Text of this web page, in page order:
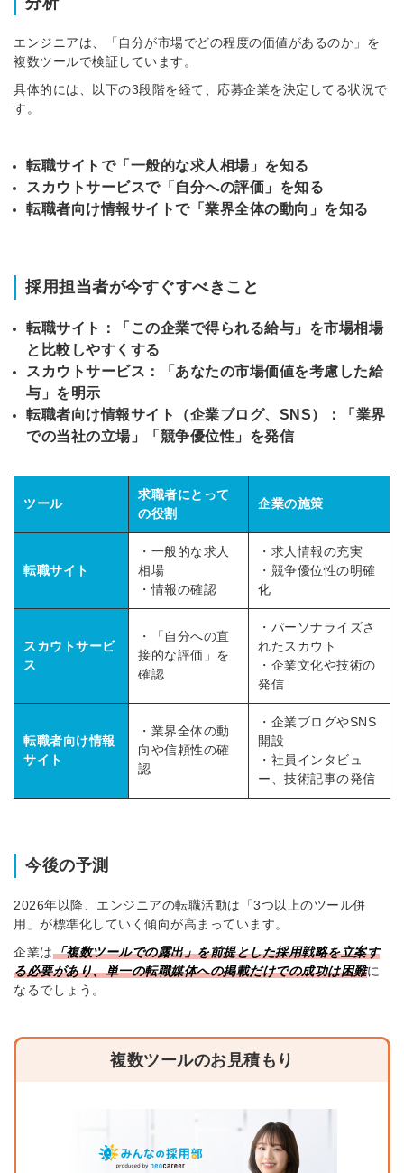
エンジニアは、「自分が市場でどの程度の価値があるのか」を
複数ツールで検証しています。
具体的には、以下の3段階を経て、応募企業を決定してる状況で
す。
転職サイトで「一般的な求人相場」を知る
スカウトサービスで「自分への評価」を知る
転職者向け情報サイトで「業界全体の動向」を知る
採用担当者が今すぐすべきこと
転職サイト：「この企業で得られる給与」を市場相場
と比較しやすくする
スカウトサービス：「あなたの市場価値を考慮した給
与」を明示
転職者向け情報サイト（企業ブログ、SNS）：「業界
での当社の立場」「競争優位性」を発信
ツール
求職者にとって
の役割
企業の施策
転職サイト
・一般的な求人
相場
・情報の確認
・求人情報の充実
・競争優位性の明確
化
スカウトサービ
ス
・「自分への直
接的な評価」を
確認
・パーソナライズさ
れたスカウト
・企業文化や技術の
発信
転職者向け情報
サイト
・業界全体の動
向や信頼性の確
認
・企業ブログやSNS
開設
・社員インタビュ
ー、技術記事の発信
今後の予測
2026年以降、エンジニアの転職活動は「3つ以上のツール併
用」が標準化していく傾向が高まっています。
企業は「複数ツールでの露出」を前提とした採用戦略を立案す
る必要があり、単一の転職媒体への掲載だけでの成功は困難に
なるでしょう。
複数ツールのお見積もり